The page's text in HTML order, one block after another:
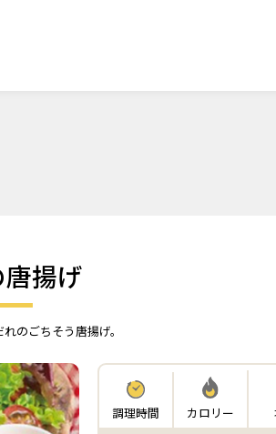
揚げ
のごちそう唐揚げ。
調理時間
カロリー